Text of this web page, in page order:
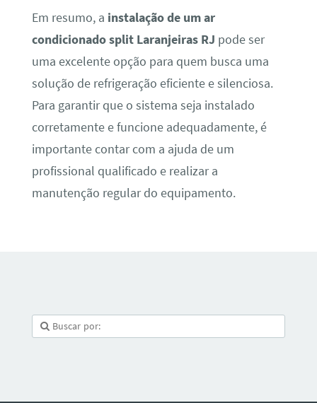
Em resumo, a instalação de um ar
condicionado split Laranjeiras RJ pode ser
uma excelente opção para quem busca uma
solução de refrigeração eficiente e silenciosa.
Para garantir que o sistema seja instalado
corretamente e funcione adequadamente, é
importante contar com a ajuda de um
profissional qualificado e realizar a
manutenção regular do equipamento.